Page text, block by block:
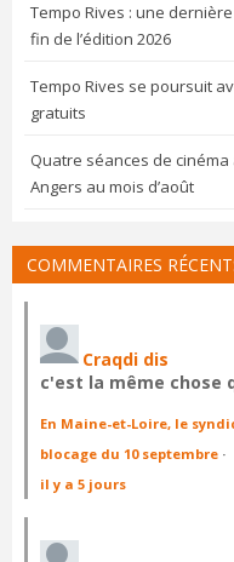
Tempo Rives : une
fin de l’édition 2026
Tempo Rives se poursuit
gratuits
Quatre séances de
Angers au mois d’août
COMMENTAIRES
Craqdi dis
c'est la même chose
En Maine-et-Loire, le
blocage du 10 septembre ·
il y a 5 jours